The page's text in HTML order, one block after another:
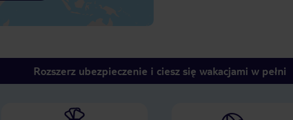
Rozszerz ubezpieczenie i ciesz się wakacjami w pełni